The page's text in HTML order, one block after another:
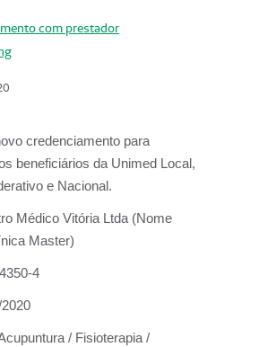
com prestador
credenciamento para
beneficiários da Unimed Local,
e Nacional.
Médico Vitória Ltda (Nome
Master)
4
/ Fisioterapia /